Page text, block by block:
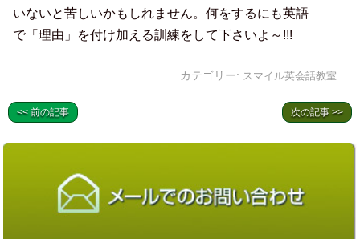
いないと苦しいかもしれません。何をするにも英語
で「理由」を付け加える訓練をして下さいよ～!!!
カテゴリー: スマイル英会話教室
<< 前の記事 次の記事 >>